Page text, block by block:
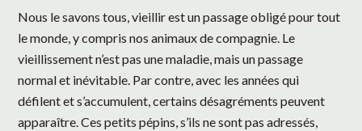
Nous le savons tous, vieillir est un passage obligé pour tout
le monde, y compris nos animaux de compagnie. Le
vieillissement n’est pas une maladie, mais un passage
normal et inévitable. Par contre, avec les années qui
défilent et s’accumulent, certains désagréments peuvent
apparaître. Ces petits pépins, s’ils ne sont pas adressés,